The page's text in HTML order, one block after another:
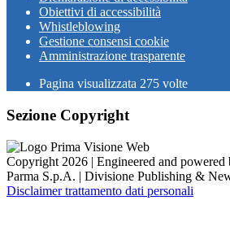
Obiettivi di accessibilità
Whistleblowing
Gestione consensi cookie
Amministrazione trasparente
Pagina visualizzata 275 volte
Sezione Copyright
Copyright 2026 | Engineered and
Parma S.p.A. | Divisione Publishing &
Disclaimer trattamento dati personali